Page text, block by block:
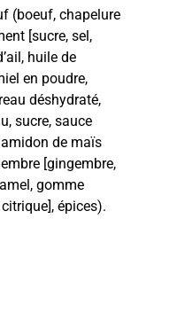
(boeuf, chapelure
[sucre, sel,
huile de
en poudre,
déshydraté,
sucre, sauce
de maïs
[gingembre,
gomme
épices).